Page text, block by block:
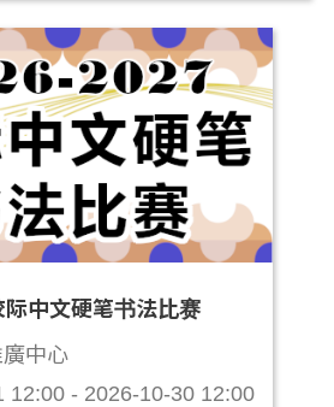
中文硬笔书法比赛
中心
12:00 - 2026-10-30 12:00